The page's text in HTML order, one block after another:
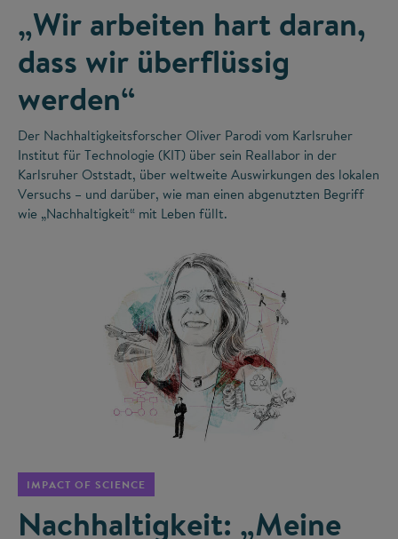
„Wir arbeiten hart daran,
dass wir überflüssig
werden“
Der Nachhaltigkeitsforscher Oliver Parodi vom Karlsruher
Institut für Technologie (KIT) über sein Reallabor in der
Karlsruher Oststadt, über weltweite Auswirkungen des lokalen
Versuchs – und darüber, wie man einen abgenutzten Begriff
wie „Nachhaltigkeit“ mit Leben füllt.
IMPACT OF SCIENCE
Nachhaltigkeit: „Meine